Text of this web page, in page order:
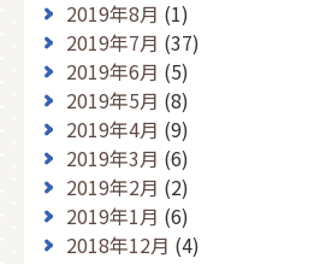
2019年8月 (1)
2019年7月 (37)
2019年6月 (5)
2019年5月 (8)
2019年4月 (9)
2019年3月 (6)
2019年2月 (2)
2019年1月 (6)
2018年12月 (4)